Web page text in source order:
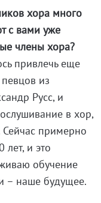
хора много
с вами уже
члены хора?
привлечь еще
из
Русс, и
в хор,
примерно
и это
обучение
– наше будущее.